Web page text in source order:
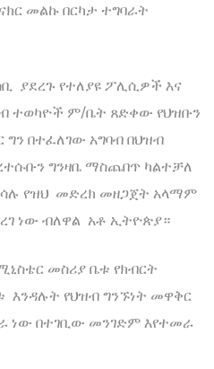
መልኩ በርካታ ተግባራት
ያደረጉ የተለያዩ ፖሊሲዎች እና
ተወካዮች ም/ቤት ጸድቀው የህዝቡን
በተፈለገው አግባብ በህዝብ
ግንዛቤ ማስጨበጥ ካልተቻለ
የዝህ መድረክ መዘጋጀት አላማም
ነው ብለዋል አቶ ኢትዮጵያ።
መስሪያ ቤቱ የክብርት
እንዳሉት የህዝብ ግንኙነት መዋቅር
ነው በተገቢው መንገድም እየተመራ